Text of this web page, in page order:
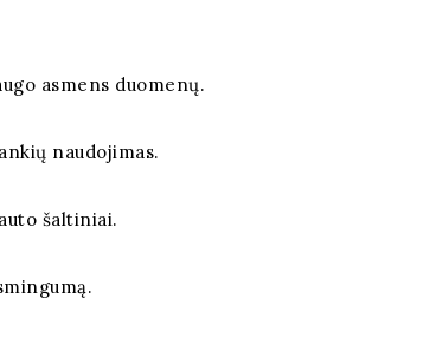
asmens duomenų.
naudojimas.
šaltiniai.